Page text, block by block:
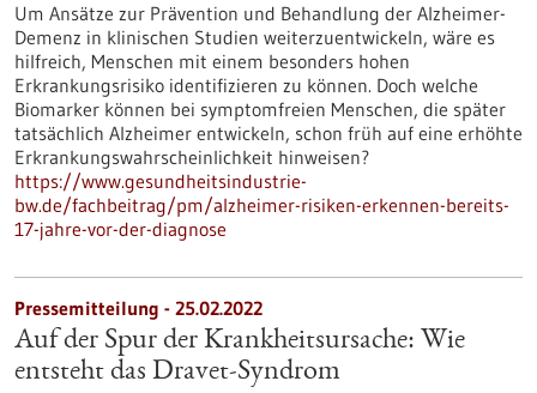
Um Ansätze zur Prävention und Behandlung der Alzheimer-
Demenz in klinischen Studien weiterzuentwickeln, wäre es
hilfreich, Menschen mit einem besonders hohen
Erkrankungsrisiko identifizieren zu können. Doch welche
Biomarker können bei symptomfreien Menschen, die später
tatsächlich Alzheimer entwickeln, schon früh auf eine erhöhte
Erkrankungswahrscheinlichkeit hinweisen?
https://www.gesundheitsindustrie-
bw.de/fachbeitrag/pm/alzheimer-risiken-erkennen-bereits-
17-jahre-vor-der-diagnose
Pressemitteilung - 25.02.2022
Auf der Spur der Krankheitsursache: Wie
entsteht das Dravet-Syndrom